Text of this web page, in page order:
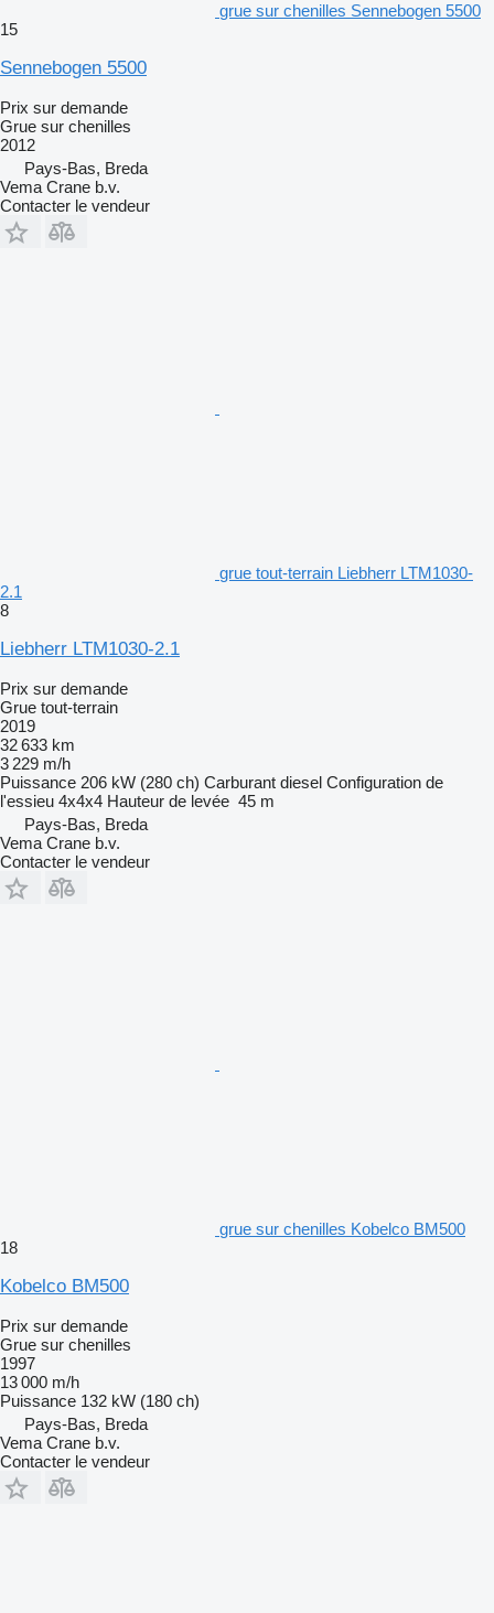
grue sur chenilles Sennebogen 5500
15
Sennebogen 5500
Prix sur demande
Grue sur chenilles
2012
Pays-Bas, Breda
Vema Crane b.v.
Contacter le vendeur
grue tout-terrain Liebherr LTM1030-
2.1
8
Liebherr LTM1030-2.1
Prix sur demande
Grue tout-terrain
2019
32 633 km
3 229 m/h
Puissance 206 kW (280 ch) Carburant diesel Configuration de
l'essieu 4x4x4 Hauteur de levée 45 m
Pays-Bas, Breda
Vema Crane b.v.
Contacter le vendeur
grue sur chenilles Kobelco BM500
18
Kobelco BM500
Prix sur demande
Grue sur chenilles
1997
13 000 m/h
Puissance 132 kW (180 ch)
Pays-Bas, Breda
Vema Crane b.v.
Contacter le vendeur